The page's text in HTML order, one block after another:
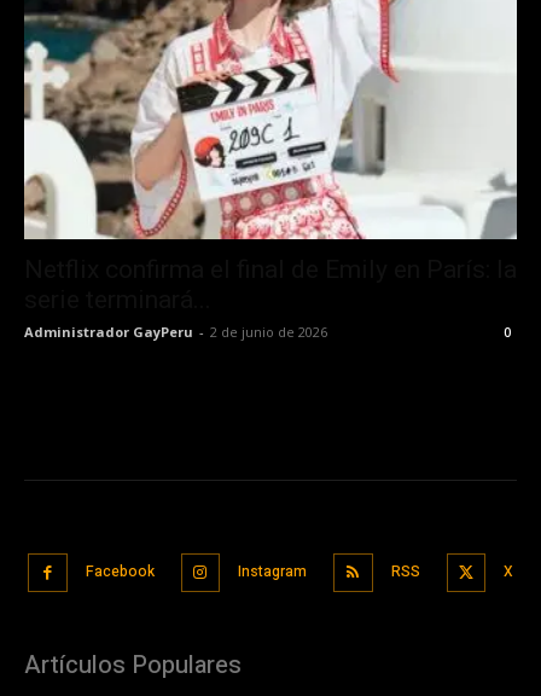
Administrador GayPeru - 2 de junio de 2026 0
Facebook Instagram RSS X
Artículos Populares